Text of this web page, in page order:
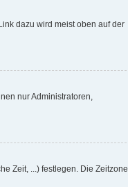
dazu wird meist oben auf der
nur Administratoren,
Zeit, ...) festlegen. Die Zeitzone